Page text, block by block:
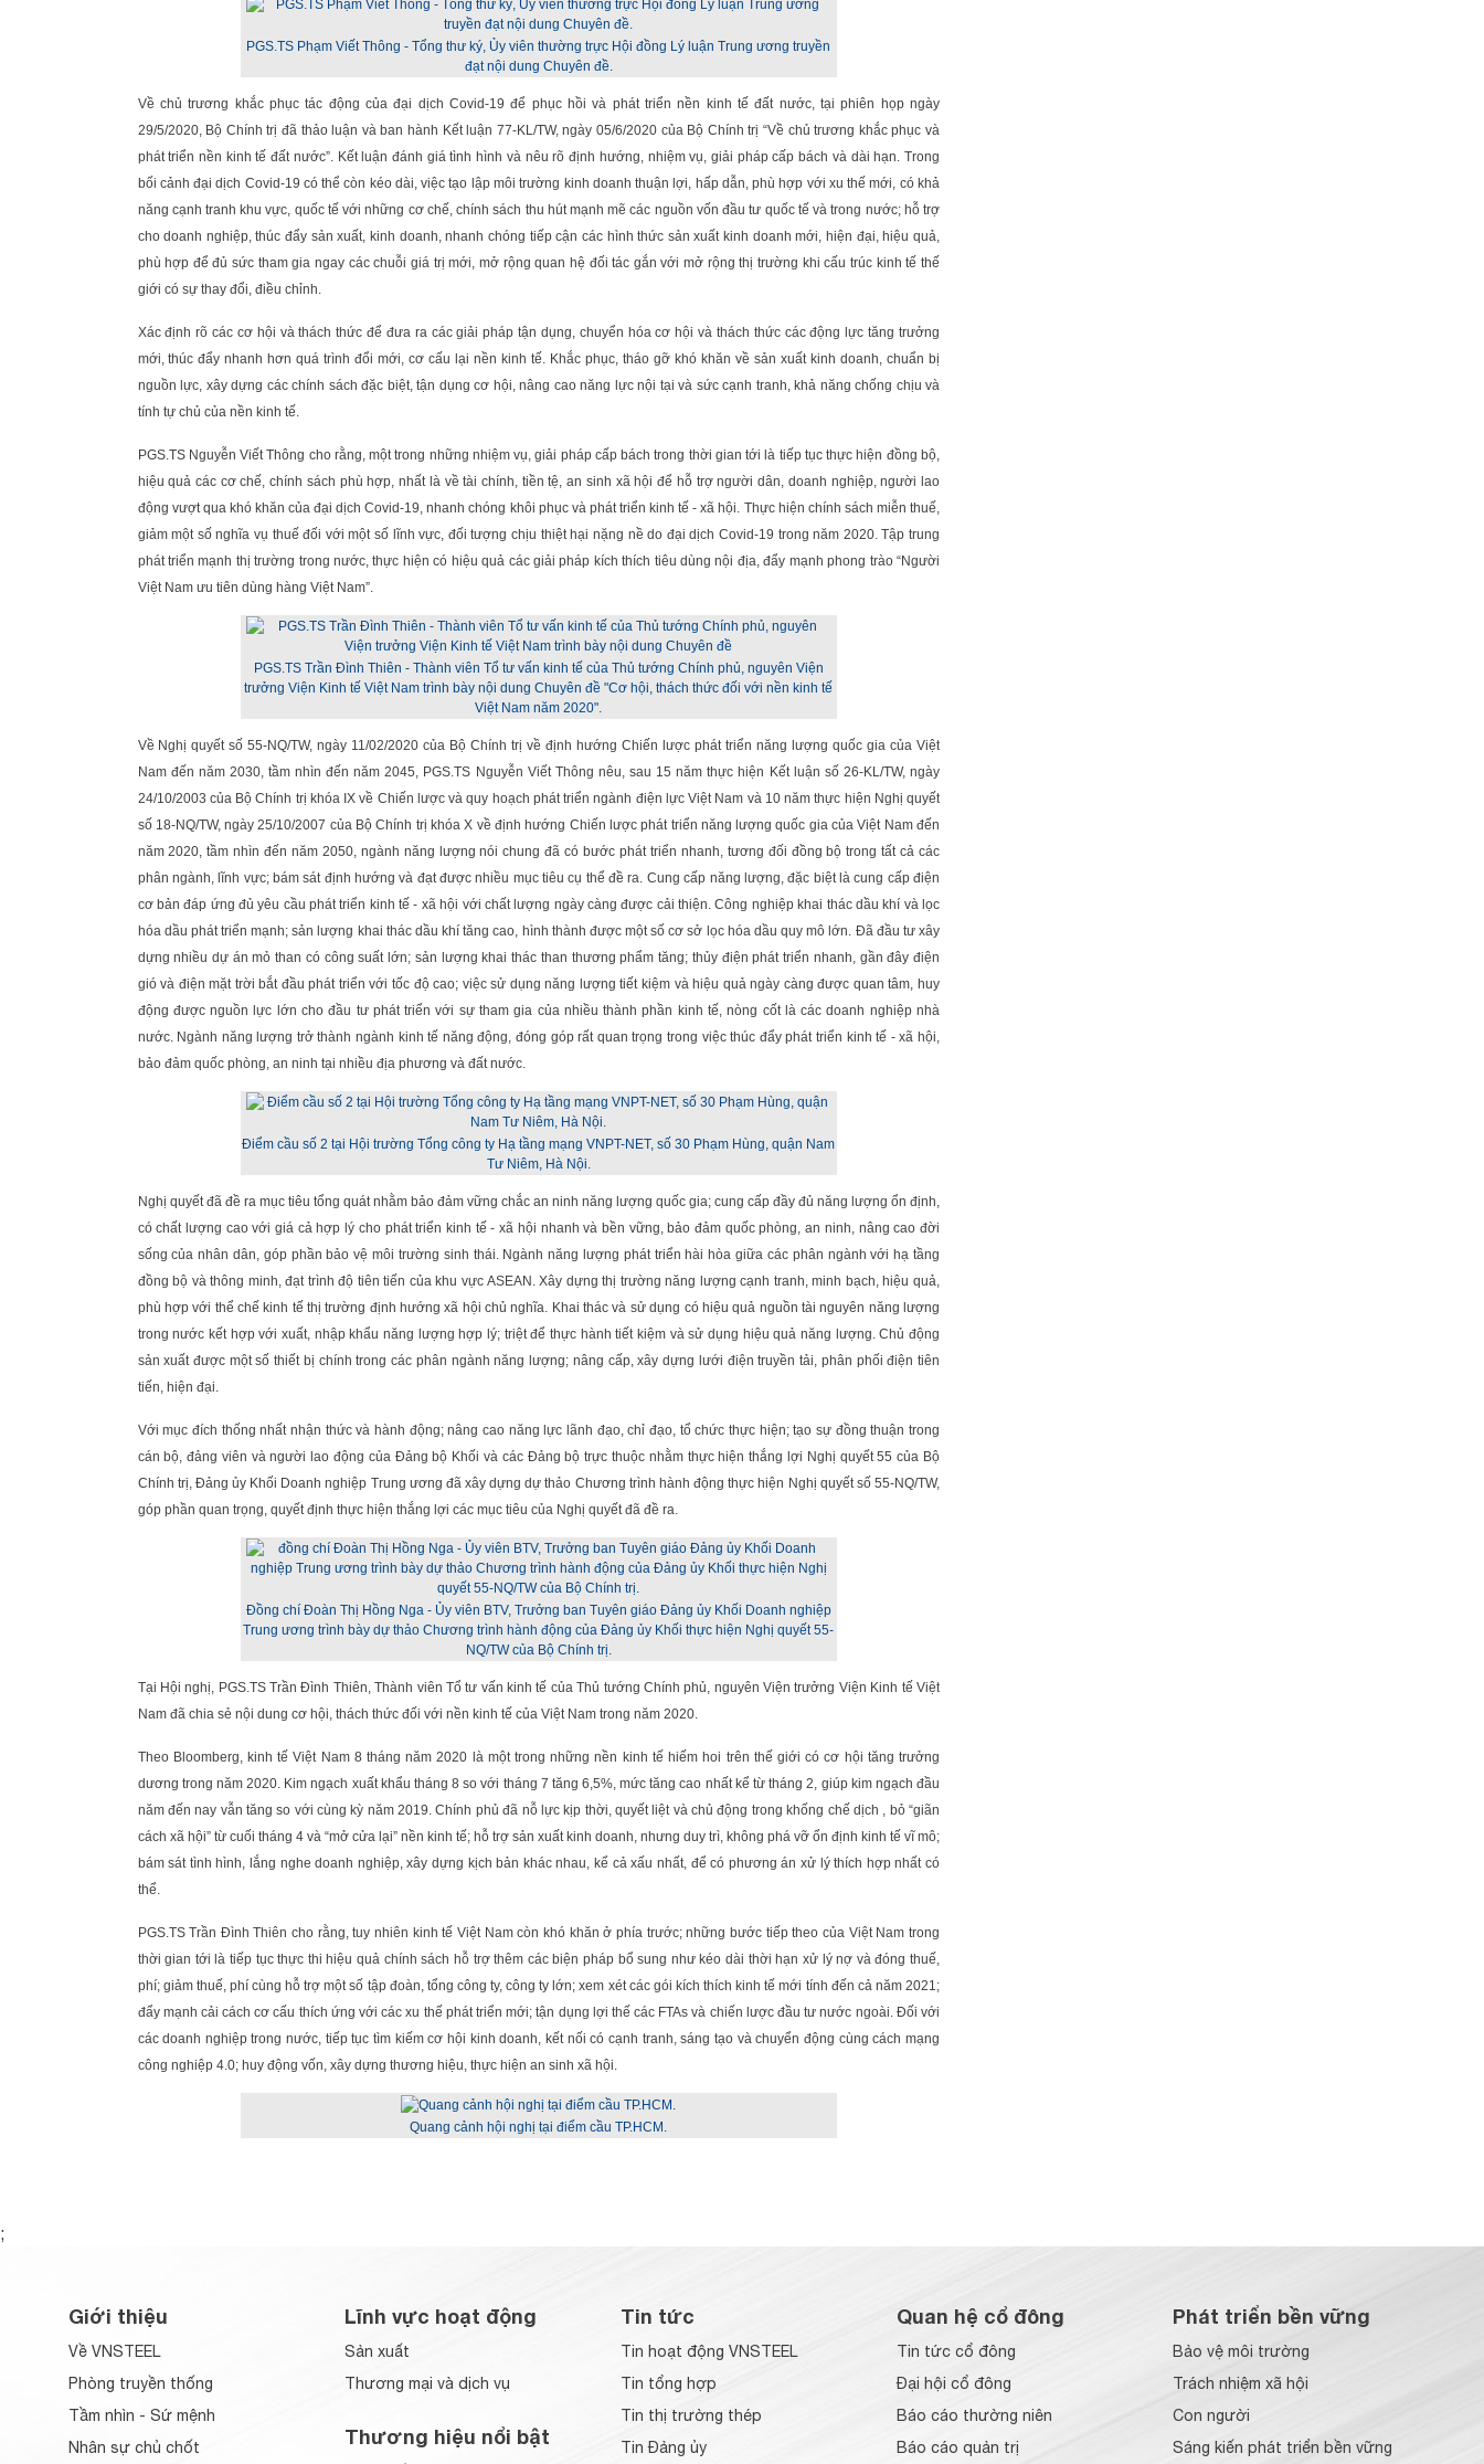
PGS.TS Phạm Viết Thông - Tổng thư ký, Ủy viên thường trực Hội đồng Lý luận Trung ương truyền
đạt nội dung Chuyên đề.
Về chủ trương khắc phục tác động của đại dịch Covid-19 để phục hồi và phát triển nền kinh tế đất nước, tại phiên họp ngày
29/5/2020, Bộ Chính trị đã thảo luận và ban hành Kết luận 77-KL/TW, ngày 05/6/2020 của Bộ Chính trị “Về chủ trương khắc phục và
phát triển nền kinh tế đất nước”. Kết luận đánh giá tình hình và nêu rõ định hướng, nhiệm vụ, giải pháp cấp bách và dài hạn. Trong
bối cảnh đại dịch Covid-19 có thể còn kéo dài, việc tạo lập môi trường kinh doanh thuận lợi, hấp dẫn, phù hợp với xu thế mới, có khả
năng cạnh tranh khu vực, quốc tế với những cơ chế, chính sách thu hút mạnh mẽ các nguồn vốn đầu tư quốc tế và trong nước; hỗ trợ
cho doanh nghiệp, thúc đẩy sản xuất, kinh doanh, nhanh chóng tiếp cận các hình thức sản xuất kinh doanh mới, hiện đại, hiệu quả,
phù hợp để đủ sức tham gia ngay các chuỗi giá trị mới, mở rộng quan hệ đối tác gắn với mở rộng thị trường khi cấu trúc kinh tế thế
giới có sự thay đổi, điều chỉnh.
Xác định rõ các cơ hội và thách thức để đưa ra các giải pháp tận dụng, chuyển hóa cơ hội và thách thức các động lực tăng trưởng
mới, thúc đẩy nhanh hơn quá trình đổi mới, cơ cấu lại nền kinh tế. Khắc phục, tháo gỡ khó khăn về sản xuất kinh doanh, chuẩn bị
nguồn lực, xây dựng các chính sách đặc biệt, tận dụng cơ hội, nâng cao năng lực nội tại và sức cạnh tranh, khả năng chống chịu và
tính tự chủ của nền kinh tế.
PGS.TS Nguyễn Viết Thông cho rằng, một trong những nhiệm vụ, giải pháp cấp bách trong thời gian tới là tiếp tục thực hiện đồng bộ,
hiệu quả các cơ chế, chính sách phù hợp, nhất là về tài chính, tiền tệ, an sinh xã hội để hỗ trợ người dân, doanh nghiệp, người lao
động vượt qua khó khăn của đại dịch Covid-19, nhanh chóng khôi phục và phát triển kinh tế - xã hội. Thực hiện chính sách miễn thuế,
giảm một số nghĩa vụ thuế đối với một số lĩnh vực, đối tượng chịu thiệt hại nặng nề do đại dịch Covid-19 trong năm 2020. Tập trung
phát triển mạnh thị trường trong nước, thực hiện có hiệu quả các giải pháp kích thích tiêu dùng nội địa, đẩy mạnh phong trào “Người
Việt Nam ưu tiên dùng hàng Việt Nam”.
PGS.TS Trần Đình Thiên - Thành viên Tổ tư vấn kinh tế của Thủ tướng Chính phủ, nguyên Viện
trưởng Viện Kinh tế Việt Nam trình bày nội dung Chuyên đề "Cơ hội, thách thức đối với nền kinh tế
Việt Nam năm 2020".
Về Nghị quyết số 55-NQ/TW, ngày 11/02/2020 của Bộ Chính trị về định hướng Chiến lược phát triển năng lượng quốc gia của Việt
Nam đến năm 2030, tầm nhìn đến năm 2045, PGS.TS Nguyễn Viết Thông nêu, sau 15 năm thực hiện Kết luận số 26-KL/TW, ngày
24/10/2003 của Bộ Chính trị khóa IX về Chiến lược và quy hoạch phát triển ngành điện lực Việt Nam và 10 năm thực hiện Nghị quyết
số 18-NQ/TW, ngày 25/10/2007 của Bộ Chính trị khóa X về định hướng Chiến lược phát triển năng lượng quốc gia của Việt Nam đến
năm 2020, tầm nhìn đến năm 2050, ngành năng lượng nói chung đã có bước phát triển nhanh, tương đối đồng bộ trong tất cả các
phân ngành, lĩnh vực; bám sát định hướng và đạt được nhiều mục tiêu cụ thể đề ra. Cung cấp năng lượng, đặc biệt là cung cấp điện
cơ bản đáp ứng đủ yêu cầu phát triển kinh tế - xã hội với chất lượng ngày càng được cải thiện. Công nghiệp khai thác dầu khí và lọc
hóa dầu phát triển mạnh; sản lượng khai thác dầu khí tăng cao, hình thành được một số cơ sở lọc hóa dầu quy mô lớn. Đã đầu tư xây
dựng nhiều dự án mỏ than có công suất lớn; sản lượng khai thác than thương phẩm tăng; thủy điện phát triển nhanh, gần đây điện
gió và điện mặt trời bắt đầu phát triển với tốc độ cao; việc sử dụng năng lượng tiết kiệm và hiệu quả ngày càng được quan tâm, huy
động được nguồn lực lớn cho đầu tư phát triển với sự tham gia của nhiều thành phần kinh tế, nòng cốt là các doanh nghiệp nhà
nước. Ngành năng lượng trở thành ngành kinh tế năng động, đóng góp rất quan trọng trong việc thúc đẩy phát triển kinh tế - xã hội,
bảo đảm quốc phòng, an ninh tại nhiều địa phương và đất nước.
Điểm cầu số 2 tại Hội trường Tổng công ty Hạ tầng mạng VNPT-NET, số 30 Phạm Hùng, quận Nam
Tư Niêm, Hà Nội.
Nghị quyết đã đề ra mục tiêu tổng quát nhằm bảo đảm vững chắc an ninh năng lượng quốc gia; cung cấp đầy đủ năng lượng ổn định,
có chất lượng cao với giá cả hợp lý cho phát triển kinh tế - xã hội nhanh và bền vững, bảo đảm quốc phòng, an ninh, nâng cao đời
sống của nhân dân, góp phần bảo vệ môi trường sinh thái. Ngành năng lượng phát triển hài hòa giữa các phân ngành với hạ tầng
đồng bộ và thông minh, đạt trình độ tiên tiến của khu vực ASEAN. Xây dựng thị trường năng lượng cạnh tranh, minh bạch, hiệu quả,
phù hợp với thể chế kinh tế thị trường định hướng xã hội chủ nghĩa. Khai thác và sử dụng có hiệu quả nguồn tài nguyên năng lượng
trong nước kết hợp với xuất, nhập khẩu năng lượng hợp lý; triệt để thực hành tiết kiệm và sử dụng hiệu quả năng lượng. Chủ động
sản xuất được một số thiết bị chính trong các phân ngành năng lượng; nâng cấp, xây dựng lưới điện truyền tải, phân phối điện tiên
tiến, hiện đại.
Với mục đích thống nhất nhận thức và hành động; nâng cao năng lực lãnh đạo, chỉ đạo, tổ chức thực hiện; tạo sự đồng thuận trong
cán bộ, đảng viên và người lao động của Đảng bộ Khối và các Đảng bộ trực thuộc nhằm thực hiện thắng lợi Nghị quyết 55 của Bộ
Chính trị, Đảng ủy Khối Doanh nghiệp Trung ương đã xây dựng dự thảo Chương trình hành động thực hiện Nghị quyết số 55-NQ/TW,
góp phần quan trọng, quyết định thực hiện thắng lợi các mục tiêu của Nghị quyết đã đề ra.
Đồng chí Đoàn Thị Hồng Nga - Ủy viên BTV, Trưởng ban Tuyên giáo Đảng ủy Khối Doanh nghiệp
Trung ương trình bày dự thảo Chương trình hành động của Đảng ủy Khối thực hiện Nghị quyết 55-
NQ/TW của Bộ Chính trị.
Tại Hội nghị, PGS.TS Trần Đình Thiên, Thành viên Tổ tư vấn kinh tế của Thủ tướng Chính phủ, nguyên Viện trưởng Viện Kinh tế Việt
Nam đã chia sẻ nội dung cơ hội, thách thức đối với nền kinh tế của Việt Nam trong năm 2020.
Theo Bloomberg, kinh tế Việt Nam 8 tháng năm 2020 là một trong những nền kinh tế hiếm hoi trên thế giới có cơ hội tăng trưởng
dương trong năm 2020. Kim ngạch xuất khẩu tháng 8 so với tháng 7 tăng 6,5%, mức tăng cao nhất kể từ tháng 2, giúp kim ngạch đầu
năm đến nay vẫn tăng so với cùng kỳ năm 2019. Chính phủ đã nỗ lực kịp thời, quyết liệt và chủ động trong khống chế dịch , bỏ “giãn
cách xã hội” từ cuối tháng 4 và “mở cửa lại” nền kinh tế; hỗ trợ sản xuất kinh doanh, nhưng duy trì, không phá vỡ ổn định kinh tế vĩ mô;
bám sát tình hình, lắng nghe doanh nghiệp, xây dựng kịch bản khác nhau, kể cả xấu nhất, để có phương án xử lý thích hợp nhất có
thể.
PGS.TS Trần Đình Thiên cho rằng, tuy nhiên kinh tế Việt Nam còn khó khăn ở phía trước; những bước tiếp theo của Việt Nam trong
thời gian tới là tiếp tục thực thi hiệu quả chính sách hỗ trợ thêm các biện pháp bổ sung như kéo dài thời hạn xử lý nợ và đóng thuế,
phí; giảm thuế, phí cùng hỗ trợ một số tập đoàn, tổng công ty, công ty lớn; xem xét các gói kích thích kinh tế mới tính đến cả năm 2021;
đẩy mạnh cải cách cơ cấu thích ứng với các xu thế phát triển mới; tận dụng lợi thế các FTAs và chiến lược đầu tư nước ngoài. Đối với
các doanh nghiệp trong nước, tiếp tục tìm kiếm cơ hội kinh doanh, kết nối có cạnh tranh, sáng tạo và chuyển động cùng cách mạng
công nghiệp 4.0; huy động vốn, xây dựng thương hiệu, thực hiện an sinh xã hội.
Quang cảnh hội nghị tại điểm cầu TP.HCM.
;
Giới thiệu
Về VNSTEEL
Phòng truyền thống
Tầm nhìn - Sứ mệnh
Nhân sự chủ chốt
Lĩnh vực hoạt động
Sản xuất
Thương mại và dịch vụ
Thương hiệu nổi bật
Tin tức
Tin hoạt động VNSTEEL
Tin tổng hợp
Tin thị trường thép
Tin Đảng ủy
Quan hệ cổ đông
Tin tức cổ đông
Đại hội cổ đông
Báo cáo thường niên
Báo cáo quản trị
Phát triển bền vững
Bảo vệ môi trường
Trách nhiệm xã hội
Con người
Sáng kiến phát triển bền vững